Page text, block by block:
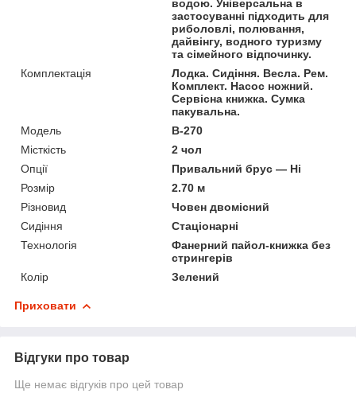
водою. Універсальна в
застосуванні підходить для
риболовлі, полювання,
дайвінгу, водного туризму
та сімейного відпочинку.
Комплектація
Лодка. Сидіння. Весла. Рем.
Комплект. Насос ножний.
Сервісна книжка. Сумка
пакувальна.
Мoдель
B-270
Місткість
2 чол
Опції
Привальний брус — Ні
Розмір
2.70 м
Різновид
Човен двомісний
Сидіння
Стаціонарні
Технологія
Фанерний пайол-книжка без
стрингерів
Колір
Зелений
Приховати
Відгуки про товар
Ще немає відгуків про цей товар